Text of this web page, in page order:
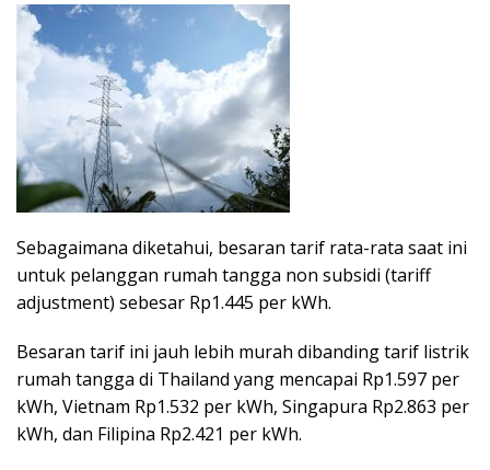
Sebagaimana diketahui, besaran tarif rata-rata saat ini
untuk pelanggan rumah tangga non subsidi (tariff
adjustment) sebesar Rp1.445 per kWh.
Besaran tarif ini jauh lebih murah dibanding tarif listrik
rumah tangga di Thailand yang mencapai Rp1.597 per
kWh, Vietnam Rp1.532 per kWh, Singapura Rp2.863 per
kWh, dan Filipina Rp2.421 per kWh.